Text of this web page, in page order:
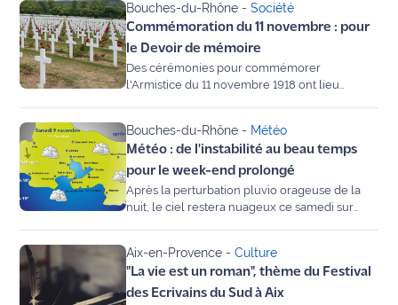
Santé
Social
Transport
National
International
Défense
Municipales
2026
Bouc, Saint-Victoret,..
Bouches-du-Rhône -Société
Commémoration du 11 novembre : pour
le Devoir de mémoire
Des cérémonies pour commémorer
l'Armistice du 11 novembre 1918 ont lieu
Bouches-du-Rhône - Météo
Météo : de l'instabilité au beau temps
pour le week-end prolongé
Après la perturbation pluvio orageuse de la
nuit, le ciel restera nuageux ce samedi sur
Aix-en-Provence -Culture
"La vie est un roman", thème du Festival
des Ecrivains du Sud à Aix